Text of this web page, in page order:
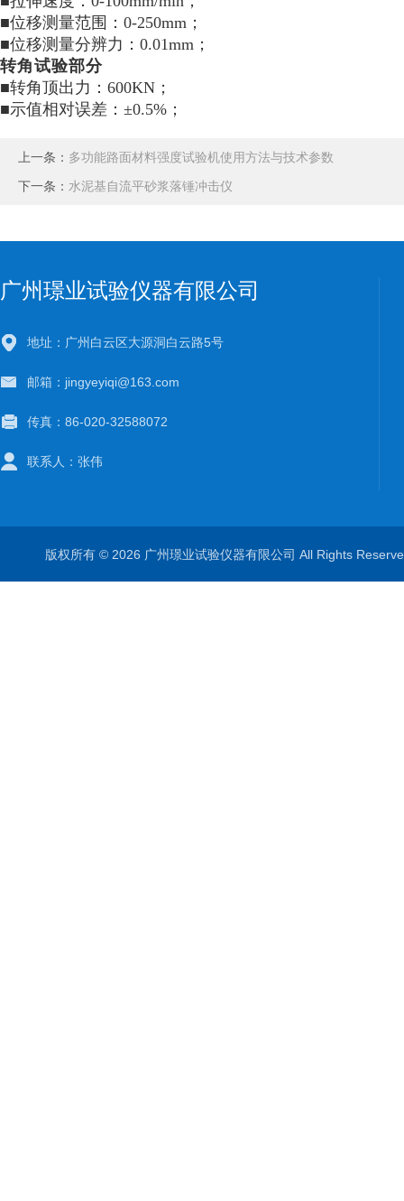
■位移测量范围：0-250mm；
■位移测量分辨力：0.01mm；
转角试验部分
■转角顶出力：600KN；
■示值相对误差：±0.5%；
上一条： 多功能路面材料强度试验机使用方法与技术参数
下一条： 水泥基自流平砂浆落锤冲击仪
广州璟业试验仪器有限公司
地址：广州白云区大源洞白云路5号
邮箱：jingyeyiqi@163.com
传真：86-020-32588072
联系人：张伟
版权所有 © 2026 广州璟业试验仪器有限公司 All Rights